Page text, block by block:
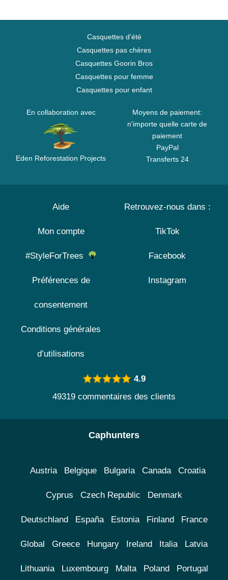
Casquettes d'été
Casquettes pas chères
Casquettes Goorin Bros
Casquettes pour femme
Casquettes pour enfant
En collaboration avec
Eden Reforestation Projects
Moyens de paiement:
n'importe quelle carte de
paiement
PayPal
Transferts 24
Aide
Mon compte
#StyleForTrees
Préférences de
consentement
Conditions générales
d’utilisations
Retrouvez-nous dans :
TikTok
Facebook
Instagram
4.9
49319 commentaires des clients
Caphunters
Austria Belgique Bulgaria Canada Croatia
Cyprus Czech Republic Denmark
Deutschland España Estonia Finland France
Global Greece Hungary Ireland Italia Latvia
Lithuania Luxembourg Malta Poland Portugal